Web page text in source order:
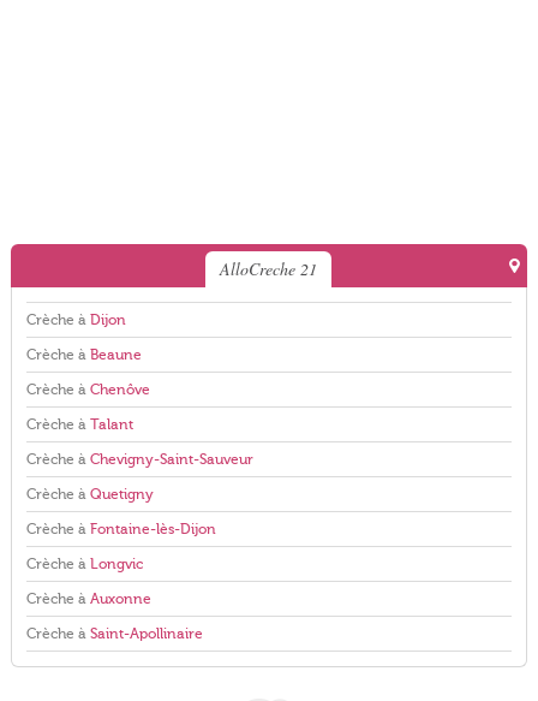
AlloCreche 21
Crèche à Dijon
Crèche à Beaune
Crèche à Chenôve
Crèche à Talant
Crèche à Chevigny-Saint-Sauveur
Crèche à Quetigny
Crèche à Fontaine-lès-Dijon
Crèche à Longvic
Crèche à Auxonne
Crèche à Saint-Apollinaire